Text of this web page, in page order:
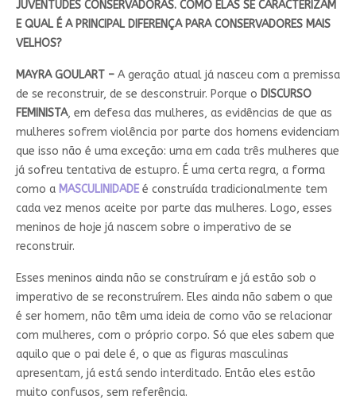
JUVENTUDES CONSERVADORAS. COMO ELAS SE CARACTERIZAM
E QUAL É A PRINCIPAL DIFERENÇA PARA CONSERVADORES MAIS
VELHOS?
MAYRA GOULART –A geração atual já nasceu com a premissa
de se reconstruir, de se desconstruir. Porque o DISCURSO
FEMINISTA, em defesa das mulheres, as evidências de que as
mulheres sofrem violência por parte dos homens evidenciam
que isso não é uma exceção: uma em cada três mulheres que
já sofreu tentativa de estupro. É uma certa regra, a forma
como a MASCULINIDADEé construída tradicionalmente tem
cada vez menos aceite por parte das mulheres. Logo, esses
meninos de hoje já nascem sobre o imperativo de se
reconstruir.
Esses meninos ainda não se construíram e já estão sob o
imperativo de se reconstruírem. Eles ainda não sabem o que
é ser homem, não têm uma ideia de como vão se relacionar
com mulheres, com o próprio corpo. Só que eles sabem que
aquilo que o pai dele é, o que as figuras masculinas
apresentam, já está sendo interditado. Então eles estão
muito confusos, sem referência.